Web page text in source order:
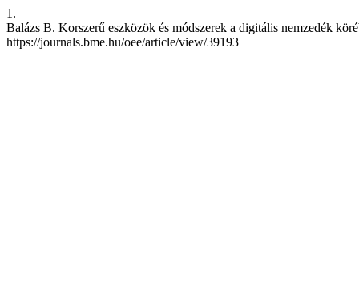
1.
Balázs B. Korszerű eszközök és módszerek a digitális nemzedék
https://journals.bme.hu/oee/article/view/39193